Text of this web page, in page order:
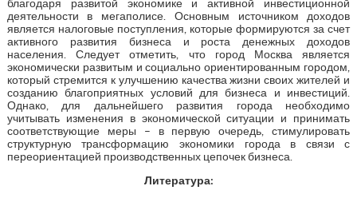
благодаря развитой экономике и активной инвестиционной
деятельности в мегаполисе. Основным источником доходов
является налоговые поступления, которые формируются за счет
активного развития бизнеса и роста денежных доходов
населения. Следует отметить, что город Москва является
экономически развитым и социально ориентированным городом,
который стремится к улучшению качества жизни своих жителей и
созданию благоприятных условий для бизнеса и инвестиций.
Однако, для дальнейшего развития города необходимо
учитывать изменения в экономической ситуации и принимать
соответствующие меры – в первую очередь, стимулировать
структурную трансформацию экономики города в связи с
переориентацией производственных цепочек бизнеса.
Литература: